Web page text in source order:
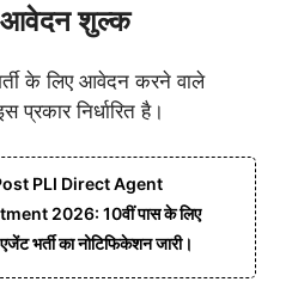
शुल्क
के लिए आवेदन करने वाले
निर्धारित है।
PLI Direct Agent
2026: 10वीं पास के लिए
भर्ती का नोटिफिकेशन जारी।